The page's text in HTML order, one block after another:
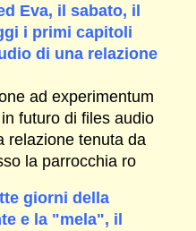
Eva, il sabato, il
i primi capitoli
di una relazione
ad experimentum
futuro di files audio
relazione tenuta da
la parrocchia ro
giorni della
e la "mela", il